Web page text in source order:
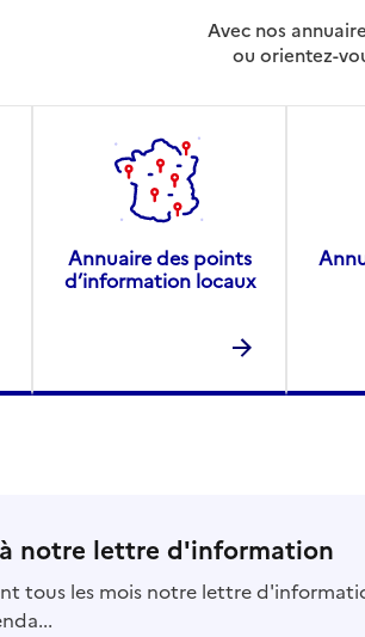
Avec nos
ou orientez-
Annuaire des points
d’information locaux
notre lettre d'information
tous les mois notre lettre